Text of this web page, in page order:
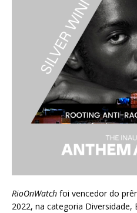
RioOnWatch foi vencedor do
2022, na categoria Diversidade,